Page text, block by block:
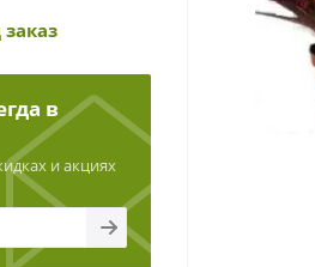
в
и акциях